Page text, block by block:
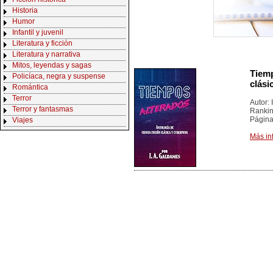
Historia
Humor
Infantil y juvenil
Literatura y ficción
Literatura y narrativa
Mitos, leyendas y sagas
Policíaca, negra y suspense
Romántica
Terror
Terror y fantasmas
Viajes
Autor:
Más